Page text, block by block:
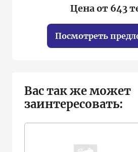
Цена от 643
Посмотреть
Вас так же может
заинтересовать: